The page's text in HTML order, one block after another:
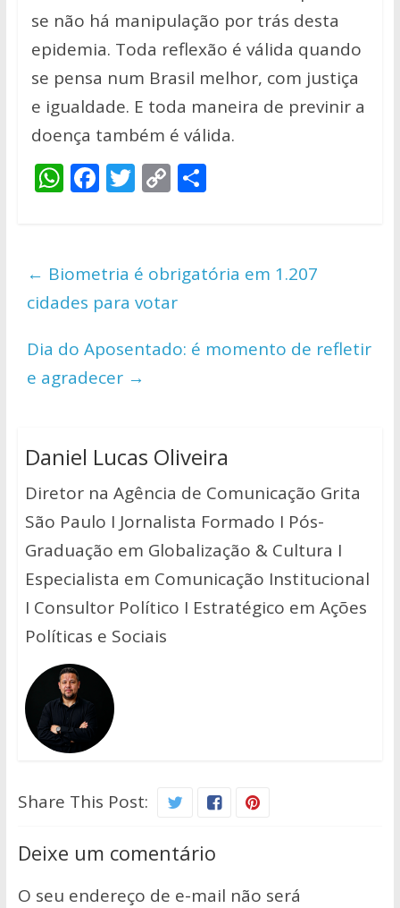
se não há manipulação por trás desta
epidemia. Toda reflexão é válida quando
se pensa num Brasil melhor, com justiça
e igualdade. E toda maneira de previnir a
doença também é válida.
W
s
A
p
p
F
b
o
o
k
T
er
C
y
Li
n
k
S
e
← Biometria é obrigatória em 1.207
cidades para votar
Dia do Aposentado: é momento de refletir
e agradecer →
Daniel Lucas Oliveira
Diretor na Agência de Comunicação Grita
São Paulo I Jornalista Formado I Pós-
Graduação em Globalização & Cultura I
Especialista em Comunicação Institucional
I Consultor Político I Estratégico em Ações
Políticas e Sociais
Share This Post:
Deixe um comentário
O seu endereço de e-mail não será